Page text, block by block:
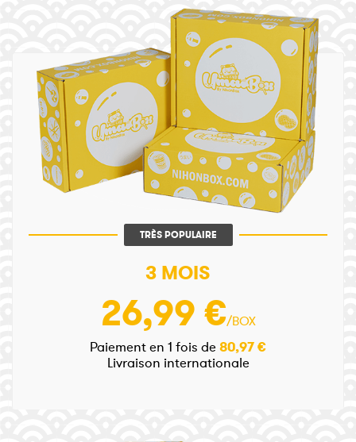
TRÈS POPULAIRE
3 MOIS
26,99 €/BOX
Paiement en 1 fois de 80,97 €
Livraison internationale